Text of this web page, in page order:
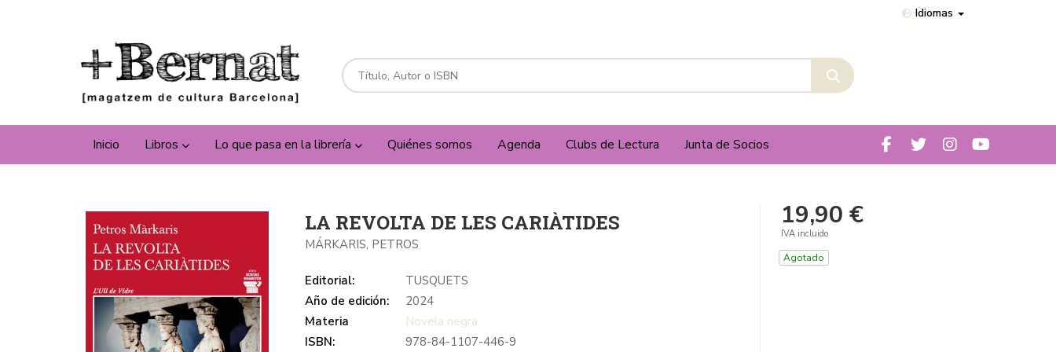
Idiomas
Inicio Libros Lo que pasa en la librería Quiénes somos Agenda Clubs de Lectura Junta de Socios
LA REVOLTA DE LES CARIÀTIDES
MÁRKARIS, PETROS
Editorial:
TUSQUETS
Año de edición:
2024
Materia
Novela negra
ISBN:
978-84-1107-446-9
19,90 €
IVA incluido
Agotado